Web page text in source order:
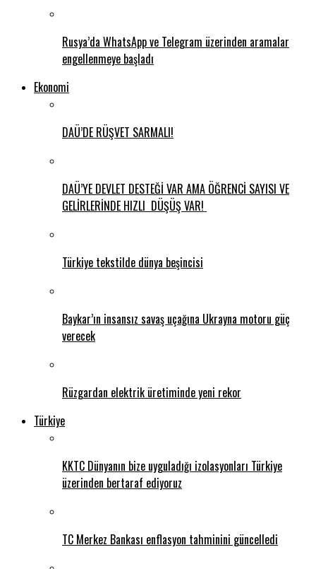
Rusya’da WhatsApp ve Telegram üzerinden aramalar
engellenmeye başladı
Ekonomi
DAÜ’DE RÜŞVET SARMALI!
DAÜ’YE DEVLET DESTEĞİ VAR AMA ÖĞRENCİ SAYISI VE
GELİRLERİNDE HIZLI DÜŞÜŞ VAR!
Türkiye tekstilde dünya beşincisi
Baykar’ın insansız savaş uçağına Ukrayna motoru güç
verecek
Rüzgardan elektrik üretiminde yeni rekor
Türkiye
KKTC Dünyanın bize uyguladığı izolasyonları Türkiye
üzerinden bertaraf ediyoruz
TC Merkez Bankası enflasyon tahminini güncelledi